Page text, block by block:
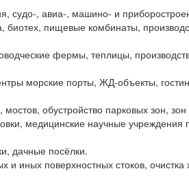
, авиа-, машино- и
пищевые комбинаты,
фермы, теплицы,
морские порты, ЖД-объекты,
мостов, обустройство парковых зон,
медицинские научные учреждения
дачные посёлки.
иных поверхностных стоков, очистка